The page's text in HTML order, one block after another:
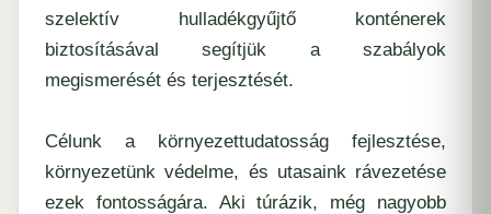
szelektív hulladékgyűjtő konténerek
biztosításával segítjük a szabályok
megismerését és terjesztését.
Célunk a környezettudatosság fejlesztése,
környezetünk védelme, és utasaink rávezetése
ezek fontosságára. Aki túrázik, még nagyobb